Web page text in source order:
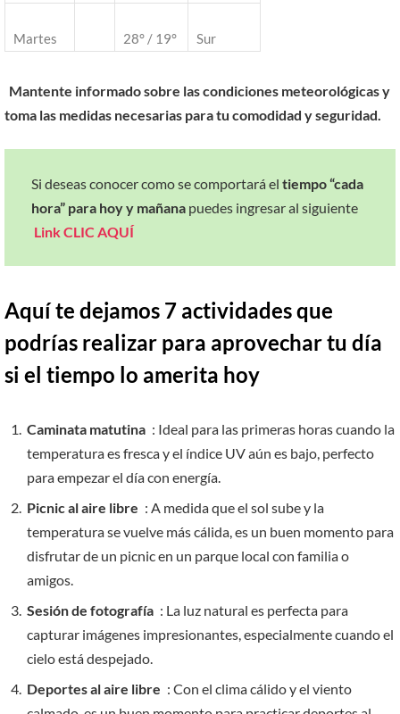
Martes 28° / 19° Sur
Mantente informado sobre las condiciones meteorológicas y
toma las medidas necesarias para tu comodidad y seguridad.
Si deseas conocer como se comportará el tiempo “cada
hora” para hoy y mañana puedes ingresar al siguiente
LinkCLIC AQUÍ
Aquí te dejamos 7 actividades que
podrías realizar para aprovechar tu día
si el tiempo lo amerita hoy
Caminata matutina : Ideal para las primeras horas cuando la
temperatura es fresca y el índice UV aún es bajo, perfecto
para empezar el día con energía.
Picnic al aire libre : A medida que el sol sube y la
temperatura se vuelve más cálida, es un buen momento para
disfrutar de un picnic en un parque local con familia o
amigos.
Sesión de fotografía : La luz natural es perfecta para
capturar imágenes impresionantes, especialmente cuando el
cielo está despejado.
Deportes al aire libre : Con el clima cálido y el viento